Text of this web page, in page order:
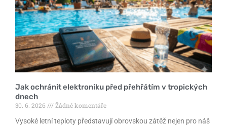
Jak ochránit elektroniku před přehřátím v tropických
dnech
30. 6. 2026
Žádné komentáře
Vysoké letní teploty představují obrovskou zátěž nejen pro náš